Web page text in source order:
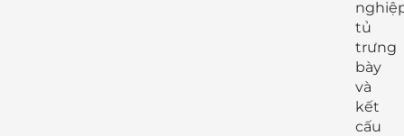
tủ
trưng
bày
và
kết
cấu